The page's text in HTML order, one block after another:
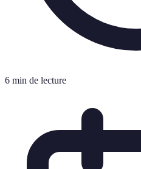
6 min de lecture